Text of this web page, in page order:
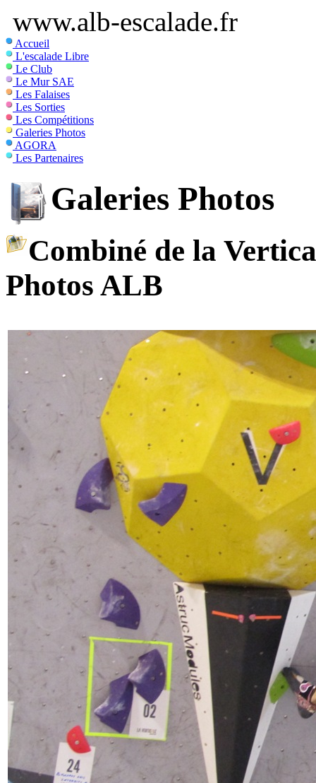
www.alb-escalade.fr
Accueil
L'escalade Libre
Le Club
Le Mur SAE
Les Falaises
Les Sorties
Les Compétitions
Galeries Photos
AGORA
Les Partenaires
Galeries Photos
Combiné de la
Photos ALB